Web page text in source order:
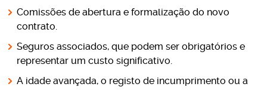
Comissões de abertura e formalização do novo
contrato.
Seguros associados, que podem ser obrigatórios e
representar um custo significativo.
A idade avançada, o registo de incumprimento ou a